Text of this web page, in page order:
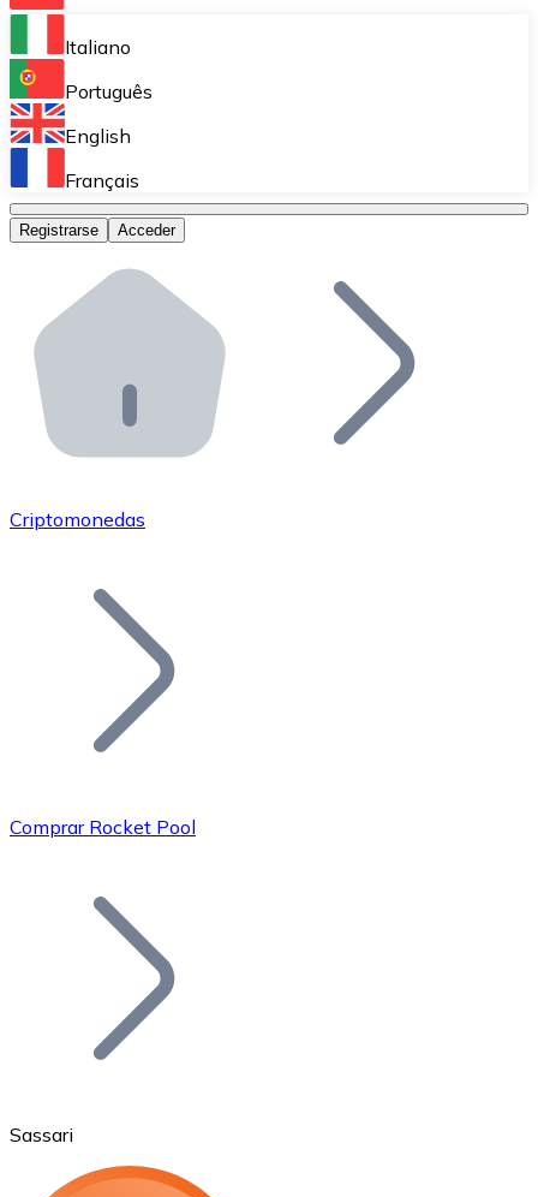
Bitnovo Ramp
Integra nuestra solución en tu plataforma.
Bitnovo Giftcards
Bitnovo OTC
Bitnovo ATM
Integra un ATM Bitnovo en tu negocio y permite que
Bitnovo API
Integra nuestra API en tu ecosistema.
Únete a nuestra red de distribuidores.
Añade tu proyecto a nuestro ecosistema.
Bitcoin
Italiano
Português
English
Français
Registrarse Acceder
Criptomonedas
Comprar Rocket Pool
Sassari